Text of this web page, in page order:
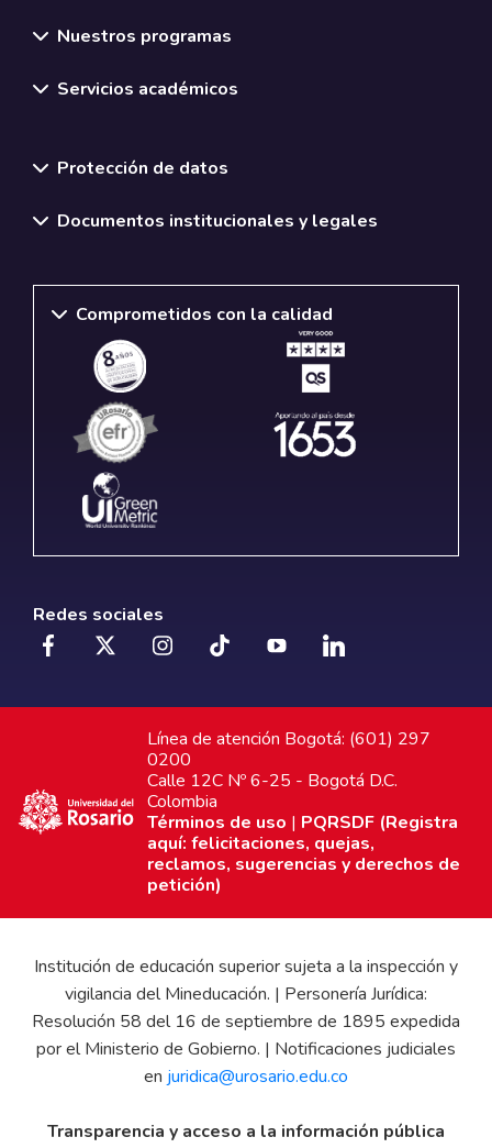
Nuestros programas
Servicios académicos
Protección de datos
Documentos institucionales y legales
Comprometidos con la calidad
Redes sociales
Línea de atención Bogotá: (601) 297
0200
Calle 12C Nº 6-25 - Bogotá D.C.
Colombia
Términos de uso | PQRSDF (Registra
aquí: felicitaciones, quejas,
reclamos, sugerencias y derechos de
petición)
Institución de educación superior sujeta a la inspección y
vigilancia del Mineducación. | Personería Jurídica:
Resolución 58 del 16 de septiembre de 1895 expedida
por el Ministerio de Gobierno. | Notificaciones judiciales
en juridica@urosario.edu.co
Transparencia y acceso a la información pública